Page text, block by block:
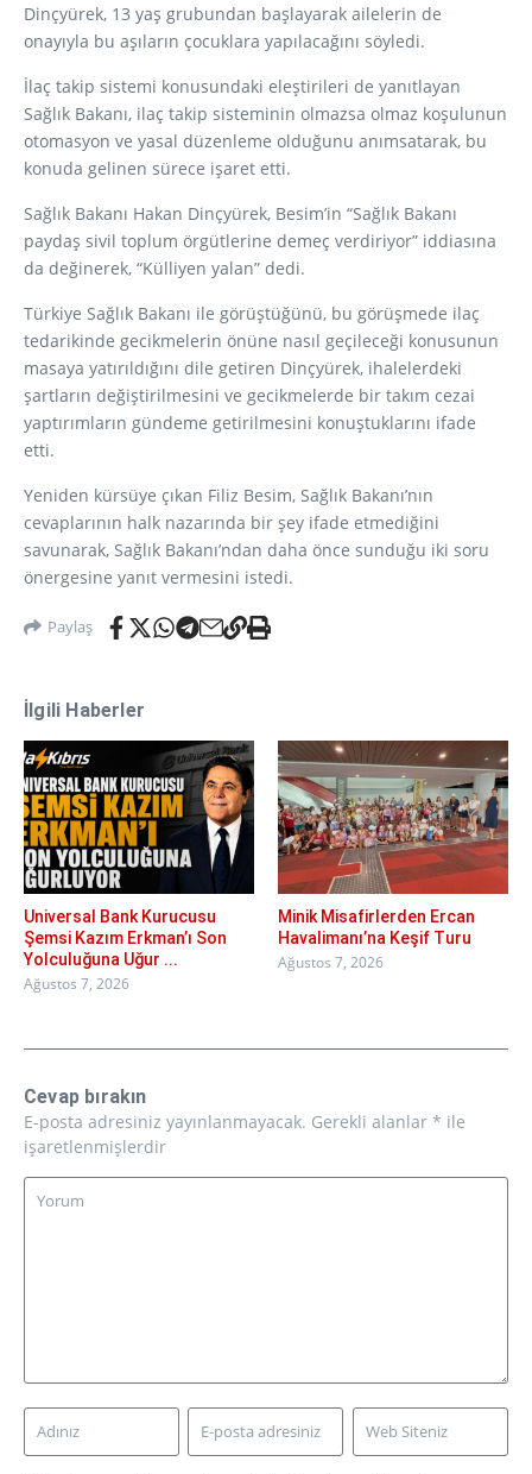
Dinçyürek, 13 yaş grubundan başlayarak ailelerin de
onayıyla bu aşıların çocuklara yapılacağını söyledi.
İlaç takip sistemi konusundaki eleştirileri de yanıtlayan
Sağlık Bakanı, ilaç takip sisteminin olmazsa olmaz koşulunun
otomasyon ve yasal düzenleme olduğunu anımsatarak, bu
konuda gelinen sürece işaret etti.
Sağlık Bakanı Hakan Dinçyürek, Besim’in “Sağlık Bakanı
paydaş sivil toplum örgütlerine demeç verdiriyor” iddiasına
da değinerek, “Külliyen yalan” dedi.
Türkiye Sağlık Bakanı ile görüştüğünü, bu görüşmede ilaç
tedarikinde gecikmelerin önüne nasıl geçileceği konusunun
masaya yatırıldığını dile getiren Dinçyürek, ihalelerdeki
şartların değiştirilmesini ve gecikmelerde bir takım cezai
yaptırımların gündeme getirilmesini konuştuklarını ifade
etti.
Yeniden kürsüye çıkan Filiz Besim, Sağlık Bakanı’nın
cevaplarının halk nazarında bir şey ifade etmediğini
savunarak, Sağlık Bakanı’ndan daha önce sunduğu iki soru
önergesine yanıt vermesini istedi.
Paylaş
İlgili Haberler
Universal Bank Kurucusu
Şemsi Kazım Erkman’ı Son
Yolculuğuna Uğur ...
Ağustos 7, 2026
Minik Misafirlerden Ercan
Havalimanı’na Keşif Turu
Ağustos 7, 2026
Cevap bırakın
E-posta adresiniz yayınlanmayacak. Gerekli alanlar * ile
işaretlenmişlerdir